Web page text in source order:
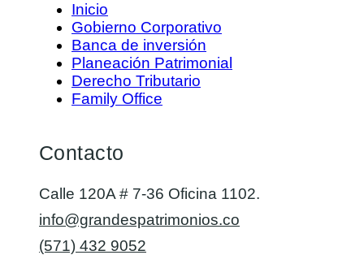
Inicio
Gobierno Corporativo
Banca de inversión
Planeación Patrimonial
Derecho Tributario
Family Office
Contacto
Calle 120A # 7-36 Oficina 1102.
info@grandespatrimonios.co
(571) 432 9052